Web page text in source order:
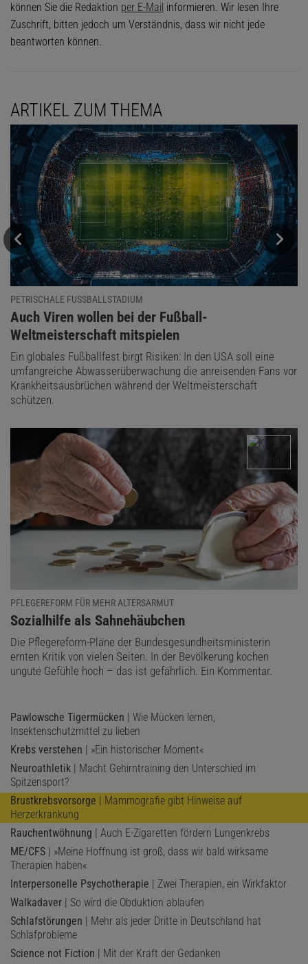
können Sie die Redaktion per E-Mail informieren. Wir lesen Ihre
Zuschrift, bitten jedoch um Verständnis, dass wir nicht jede
beantworten können.
ARTIKEL ZUM THEMA
PETRISCHALE FUSSBALLSTADIUM
:
Auch Viren wollen bei der Fußball-
Weltmeisterschaft mitspielen
Ein globales Fußballfest birgt Risiken: In den USA soll eine
umfangreiche Abwasserüberwachung die anreisenden Fans vor
Krankheitsausbrüchen während der Weltmeisterschaft
schützen.
PFLEGEREFORM FÜR MEHR ALTERSARMUT
:
Sozialhilfe als Sahnehäubchen
Die Pflegereform-Pläne der Bundesgesundheitsministerin
ernten Kritik von vielen Seiten. In der Bevölkerung kochen
ungute Gefühle hoch – das ist gefährlich. Ein Kommentar.
Pawlowsche Tigermücken | Wie Mücken lernen,
Insektenschutzmittel zu lieben
Krebs verstehen | »Ein historischer Moment«
Neuroathletik | Macht Gehirntraining den Unterschied im
Spitzensport?
Brustkrebsvorsorge | Mammografie gibt Hinweise auf
Herzerkrankung
Rauchentwöhnung | Auch E-Zigaretten fördern Lungenkrebs
ME/CFS | »Meine Hoffnung ist groß, dass wir bald wirksame
Therapien haben«
Interpersonelle Psychotherapie | Zwei Therapien, ein Wirkfaktor
Walkadaver | So wird die Obduktion ablaufen
Schlafstörungen | Mehr als jeder Dritte in Deutschland hat
Schlafprobleme
Science not Fiction | Mit der Kraft der Gedanken